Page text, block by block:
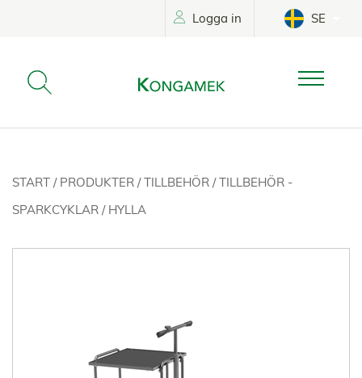
Logga in SE
START / PRODUKTER /TILLBEHÖR /TILLBEHÖR -
SPARKCYKLAR / HYLLA